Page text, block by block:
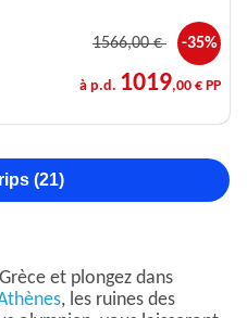
1566,00 € -35%
à p.d. 1019,00 € PP
(21)
et plongez dans
, les ruines des